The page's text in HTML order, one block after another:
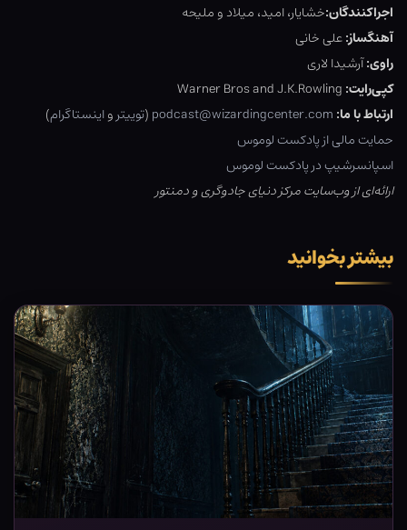
اجراکنندگان:خشایار، امید، میلاد و ملیحه
آهنگساز:علی خانی
راوی:آرشیدا لاری
کپی‌رایت: Warner Bros and J.K.Rowling
ارتباط با ما: podcast@wizardingcenter.com
(توییترواینستاگرام)
حمایت مالی از پادکست لوموس
اسپانسرشیپ در پادکست لوموس
ارائه‌ای از وب‌سایت مرکز دنیای جادوگری و دمنتور
بیشتر بخوانید